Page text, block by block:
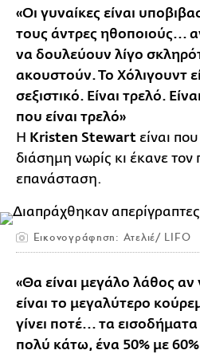
«Οι γυναίκες είναι
τους άντρες ηθοποιούς...
να δουλεύουν λίγο
ακουστούν. Το Χόλιγουντ
σεξιστικό. Είναι τρελό.
που είναι τρελό»
Η Kristen Stewart είναι
διάσημη νωρίς κι έκανε τον
επανάσταση.
Εικονογράφηση: Ατελιέ/ LIFO
«Θα είναι μεγάλο λάθος
είναι το μεγαλύτερο
γίνει ποτέ... τα
πολύ κάτω, ένα 50% με